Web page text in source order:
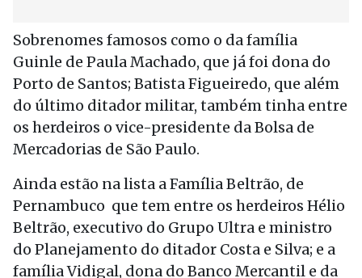
Sobrenomes famosos como o da família
Guinle de Paula Machado, que já foi dona do
Porto de Santos; Batista Figueiredo, que além
do último ditador militar, também tinha entre
os herdeiros o vice-presidente da Bolsa de
Mercadorias de São Paulo.
Ainda estão na lista a Família Beltrão, de
Pernambuco que tem entre os herdeiros Hélio
Beltrão, executivo do Grupo Ultra e ministro
do Planejamento do ditador Costa e Silva; e a
família Vidigal, dona do Banco Mercantil e da